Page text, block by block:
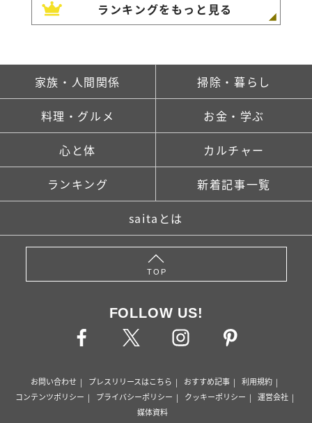
ランキングをもっと見る
家族・人間関係 掃除・暮らし
料理・グルメ お金・学ぶ
心と体 カルチャー
ランキング 新着記事一覧
saitaとは
TOP
FOLLOW US!
お問い合わせ プレスリリースはこちら おすすめ記事
利用規約
コンテンツポリシー
プライバシーポリシー クッキーポリシー
運営会社
媒体資料